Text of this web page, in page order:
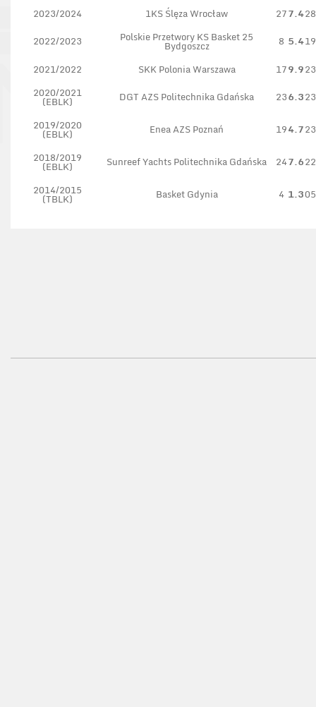
2023/2024
1KS Ślęza Wrocław 277.4
2022/2023
Polskie Przetwory KS Basket 25
Bydgoszcz 8 5.4
2021/2022
SKK Polonia Warszawa 179.9
2020/2021
(EBLK) DGT AZS Politechnika Gdańska 236.3
2019/2020
(EBLK) Enea AZS Poznań 194.7
2018/2019
(EBLK) Sunreef Yachts Politechnika Gdańska 247.6
2014/2015
(TBLK) Basket Gdynia 4 1.3